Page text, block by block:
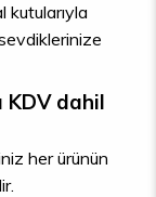
kutularıyla
KDV dahil
her ürünün